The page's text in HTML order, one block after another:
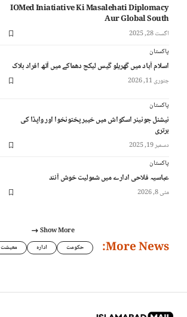
IOMed Iniatiative Ki Masalehati Diplomacy
Aur Global South
اگست 28, 2025
پاکستان
اسلام آباد میں گھریلو گیس لیکج دھماکے میں آٹھ افراد ہلاک
جنوری 11, 2026
پاکستان
نیشنل جونیئر اسکواش میں خیبر پختونخوا اور واپڈا کی
برتری
دسمبر 19, 2025
پاکستان
عباسیہ فلاحی ادارے میں شمولیت خوش آئند
مئی 8, 2026
Show More
More News: حکومت ادارہ معیشت